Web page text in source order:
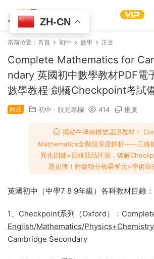
當前位置： 首頁 初中 數學 正文
Complete Mathematics for
ndary 英國初中數學教材PDF電
數學教程 劍橋Checkpoint考試
精品 初中 · 狀元專欄 414 推廣
揭秘牛津劍橋雙認證教材！​​
Mathematics全階段深度解析——三維
異化訓練×四維競品評測，破解
題規律！附微積分橋梁單元×學術寫
英國初中（中學7 8 9年級）各科教材目錄：
1、Checkpoint系列（Oxford）：
English/Mathematics/
Cambridge Secondary
ZH-CN